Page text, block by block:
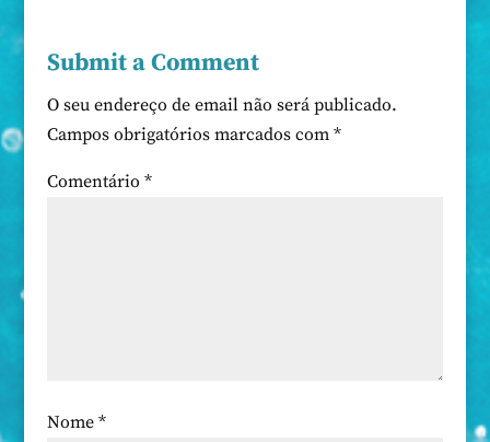
Submit a Comment
O seu endereço de email não será publicado.
Campos obrigatórios marcados com *
Comentário *
Nome *